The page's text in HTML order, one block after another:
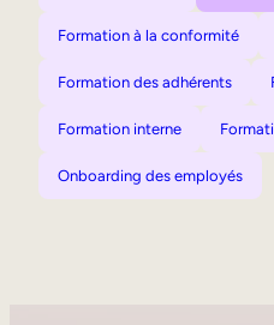
Formation à la conformité
Formation des adhérents
Formation interne
Onboarding des employés